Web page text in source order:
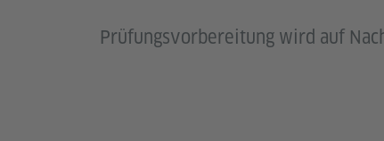
Prüfungsvorbereitung wird auf